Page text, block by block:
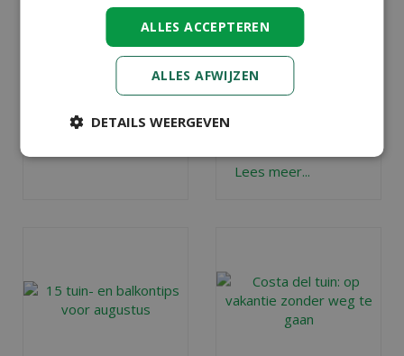
mooi als je op
? Wij
geven tips!
Maak er dan in
eigen tuin of op
eigen balkon of
(dak)terras een
heerlijk
Lees meer...
ALLES ACCEPTEREN
ALLES AFWIJZEN
DETAILS WEERGEVEN